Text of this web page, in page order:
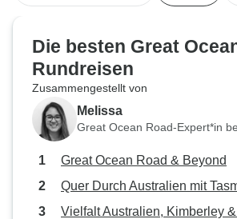
Sehenswürdigkeiten und die Flora
und Fauna zu sehen. Wir haben
auch eine Reihe anderer Stopps
eingelegt, darunter einen Besuch
der Naracoorte-Höhlen, einige
Weingüter und einen Garten in
einem Erdloch! Die in der Tour
enthaltenen Frühstücke und
Mittagessen waren alle sehr gut.
Die besten Great
Rundreisen
Zusammengestellt von
Melissa
Great Ocean Road-Expert*in
Great Ocean Road & Beyond
Quer Durch Australien mit
Vielfalt Australien, Kimberley